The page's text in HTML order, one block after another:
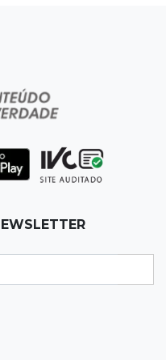
cultura e
MS e abre